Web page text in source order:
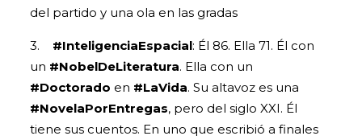
del partido y una ola en las gradas
3. #InteligenciaEspacial: Él 86. Ella 71. Él con
un #NobelDeLiteratura. Ella con un
#Doctorado en #LaVida. Su altavoz es una
#NovelaPorEntregas, pero del siglo XXI. Él
tiene sus cuentos. En uno que escribió a finales